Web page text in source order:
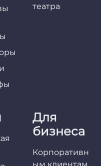
театра
Для
бизнеса
Корпоративн